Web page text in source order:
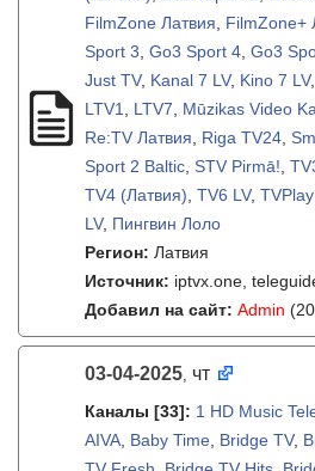
FilmZone Латвия
FilmZone+
Sport 3 Go3 Sport 4 Go3
Just TV, Kanal 7 LV, Kino 7 LV,
LTV1
LTV7 Mūzikas Video
Re:TV Латвия
Riga TV24
Sport 2 Baltic STV Pirmā!
TV4 (Латвия) TV6 LV,
LV, Пингвин Лоло
Регион: Латвия
Источник: iptvx.one,
Добавил на сайт: Admin
03-04-2025, чт
Каналы [33]: 1 HD Music
AIVA Baby Time Bridge TV,